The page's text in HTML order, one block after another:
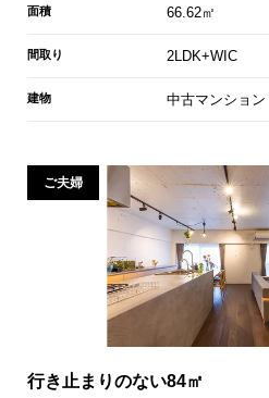
面積 66.62㎡
間取り 2LDK+WIC
建物 中古マンション
ご夫婦
行き止まりのない84㎡